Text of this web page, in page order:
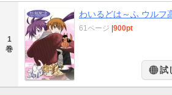
1
巻
わいるどは～ふ ウルフ
61ページ |900pt
試